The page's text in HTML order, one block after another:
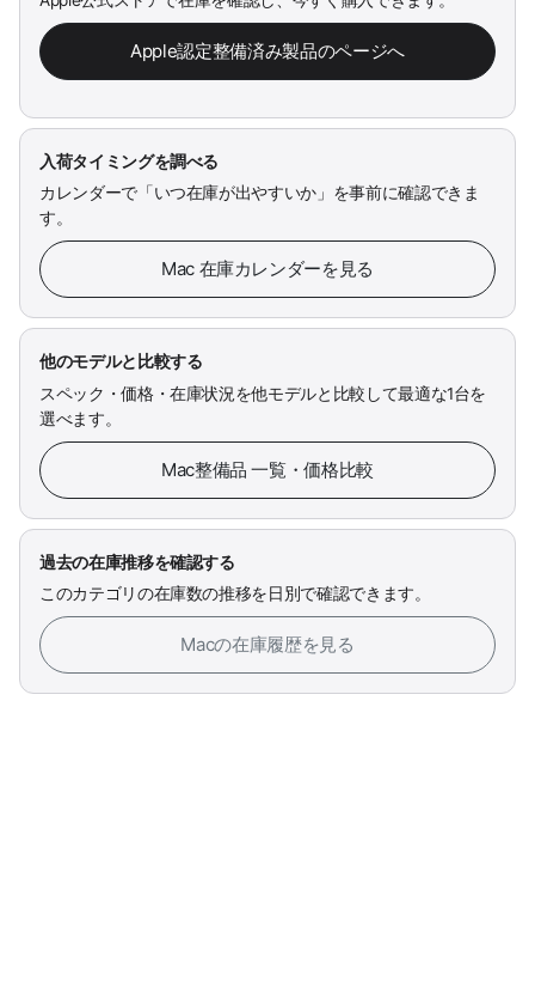
Apple認定整備済み製品のページへ
入荷タイミングを調べる
カレンダーで「いつ在庫が出やすいか」を事前に確認できま
す。
Mac 在庫カレンダーを見る
他のモデルと比較する
スペック・価格・在庫状況を他モデルと比較して最適な1台を
選べます。
Mac整備品 一覧・価格比較
過去の在庫推移を確認する
このカテゴリの在庫数の推移を日別で確認できます。
Macの在庫履歴を見る